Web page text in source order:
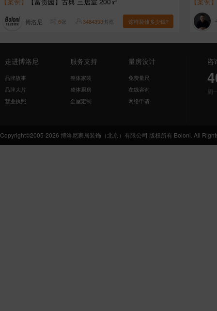
博洛尼 6张 3484393浏览 这样装修多少钱?
走进博洛尼
品牌故事
品牌大片
营业执照
服务支持
整体家装
整体厨房
全屋定制
量房设计
免费量尺
在线咨询
网络申请
咨
周
Copyright©2005-2026 博洛尼家居装饰（北京）有限公司 版权所有 Boloni. All